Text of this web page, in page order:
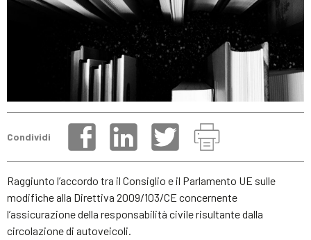
Condividi
Raggiunto l’accordo tra il Consiglio e il Parlamento UE sulle
modifiche alla Direttiva 2009/103/CE concernente
l’assicurazione della responsabilità civile risultante dalla
circolazione di autoveicoli.